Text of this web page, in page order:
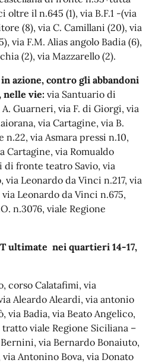
oltre il n.645 (1), via B.F.1 -(via
(8), via C. Camillani (20), via
via F.M. Alias angolo Badia (6),
(2), via Mazzarello (2).
azione, contro gli abbandoni
nelle vie: via Santuario di
Guarneri, via F. di Giorgi, via
via Cartagine, via B.
n.22, via Asmara pressi n.10,
Cartagine, via Romualdo
di fronte teatro Savio, via
via Leonardo da Vinci n.217, via
Leonardo da Vinci n.675,
n.3076, viale Regione
ultimate nei quartieri 14-17,
corso Calatafimi, via
Aleardo Aleardi, via antonio
via Badia, via Beato Angelico,
viale Regione Siciliana –
via Bernardo Bonaiuto,
Antonino Bova, via Donato